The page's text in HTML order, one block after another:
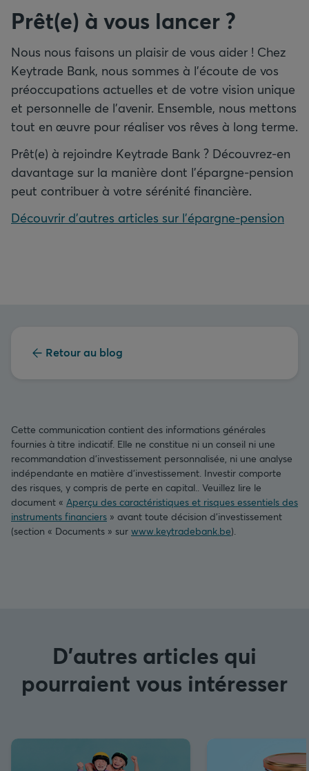
Prêt(e) à vous lancer ?
Nous nous faisons un plaisir de vous aider ! Chez
Keytrade Bank, nous sommes à l’écoute de vos
préoccupations actuelles et de votre vision unique
et personnelle de l’avenir. Ensemble, nous mettons
tout en œuvre pour réaliser vos rêves à long terme.
Prêt(e) à rejoindre Keytrade Bank ? Découvrez-en
davantage sur la manière dont l’épargne-pension
peut contribuer à votre sérénité financière.
Découvrir d’autres articles sur l’épargne-pension
Retour au blog
Cette communication contient des informations générales
fournies à titre indicatif. Elle ne constitue ni un conseil ni une
recommandation d’investissement personnalisée, ni une analyse
indépendante en matière d’investissement. Investir comporte
des risques, y compris de perte en capital.. Veuillez lire le
document « Aperçu des caractéristiques et risques essentiels des
instruments financiers » avant toute décision d’investissement
(section « Documents » sur www.keytradebank.be).
D'autres articles qui
pourraient vous intéresser